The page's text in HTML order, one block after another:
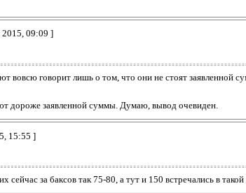
2015, 09:09 ]
вовсю говорит лишь о том, что они не стоят заявленной
дороже заявленной суммы. Думаю, вывод очевиден.
15:55 ]
сейчас за баксов так 75-80, а тут и 150 встречались в